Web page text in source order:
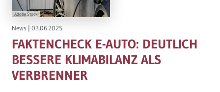
Adobe Stock
News | 03.06.2025
FAKTENCHECK E-AUTO: DEUTLICH
BESSERE KLIMABILANZ ALS
VERBRENNER